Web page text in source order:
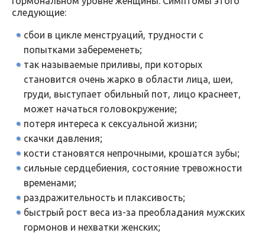
следующие:
сбои в цикле менструаций, трудности с
попытками забеременеть;
так называемые приливы, при которых
становится очень жарко в области лица, шеи,
груди, выступает обильный пот, лицо краснеет,
может начаться головокружение;
потеря интереса к сексуальной жизни;
скачки давления;
кости становятся непрочными, крошатся зубы;
сильные сердцебиения, состояние тревожности
временами;
раздражительность и плаксивость;
быстрый рост веса из-за преобладания мужских
гормонов и нехватки женских;